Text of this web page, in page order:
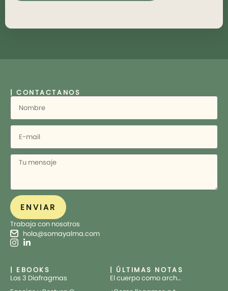
| EBOOKS
Los 3 Diafragmas
| ÚLTIMAS NOTAS
El cuerpo como archivo vivo
| CONTACTANOS
ENVIAR
Trabaja con nosotros
hola@somayalma.com